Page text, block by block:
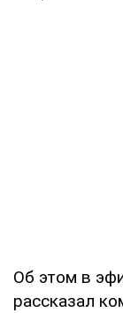
Об этом в
рассказал